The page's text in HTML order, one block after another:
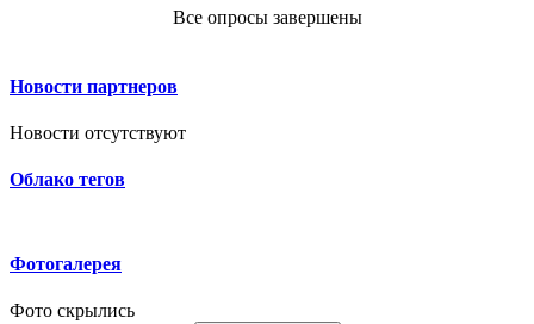
Все опросы завершены
Новости партнеров
Новости отсутствуют
Облако тегов
Фотогалерея
Фото скрылись